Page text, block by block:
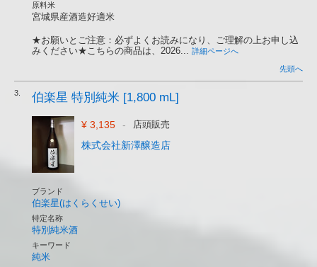
原料米
宮城県産酒造好適米
★お願いとご注意：必ずよくお読みになり、ご理解の上お申し込
みください★こちらの商品は、2026... 詳細ページへ
先頭へ
3. 伯楽星 特別純米 [1,800 mL]
¥ 3,135 - 店頭販売
株式会社新澤醸造店
ブランド
伯楽星(はくらくせい)
特定名称
特別純米酒
キーワード
純米